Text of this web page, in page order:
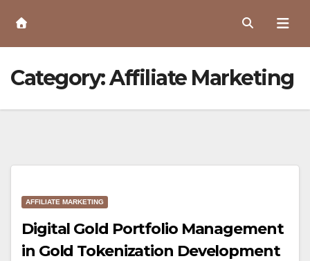
Content
Category:Affiliate Marketing
AFFILIATE MARKETING
Digital Gold Portfolio Management
in Gold Tokenization Development